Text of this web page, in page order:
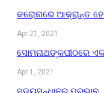
କରୋନାରେ ଆକ୍ରାନ୍ତ
Apr 21, 2021
ସୋମନାଥଙ୍କପୀଠରେ
Apr 1, 2021